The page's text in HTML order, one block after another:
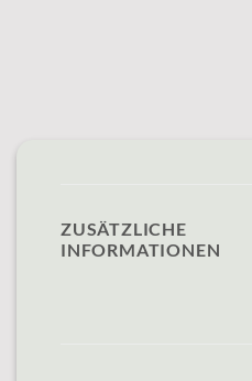
ZUSÄTZLICHE
INFORMATIONEN